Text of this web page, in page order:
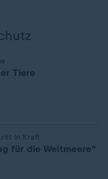
Tiere
in Kraft
für die Weltmeere"